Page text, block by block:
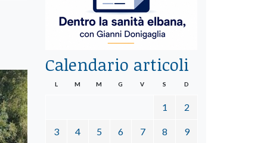
Calendario articoli
L M M G V S D
1 2
3 4 5 6 7 8 9